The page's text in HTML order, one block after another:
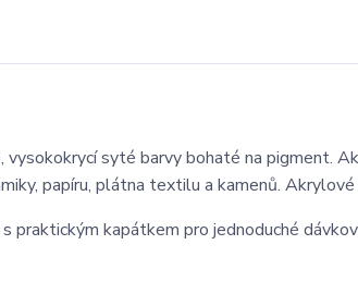
vysokokrycí syté barvy bohaté na pigment.
papíru, plátna textilu a kamenů.
kapátkem pro jednoduché